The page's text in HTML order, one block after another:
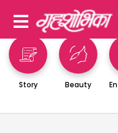
Story Beauty